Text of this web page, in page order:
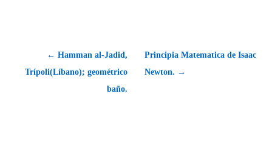
← Hamman al-Jadid,
Trípoli(Líbano); geométrico
baño.
Principia Matematica de Isaac
Newton. →